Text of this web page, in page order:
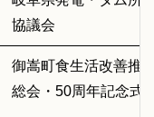
協議会
御嵩町食生活改善推
総会・50周年記念式